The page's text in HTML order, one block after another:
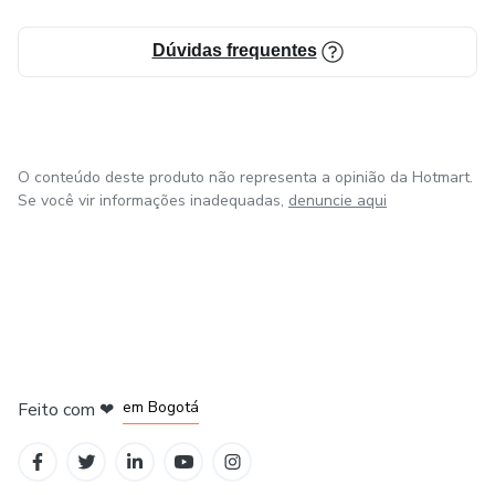
🎯 Com as técnicas certas, você transforma entrevistas
difíceis em verdadeiras oportunidades de destaque!
prepare-se para surpreender os recrutadores — e
conquistar sua vaga!
Dúvidas frequentes
O conteúdo deste produto não representa a opinião da Hotmart.
Se você vir informações inadequadas, denuncie aqui
Feito com ❤ em Bogotá